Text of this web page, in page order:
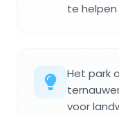
te helpen
Het park
voor